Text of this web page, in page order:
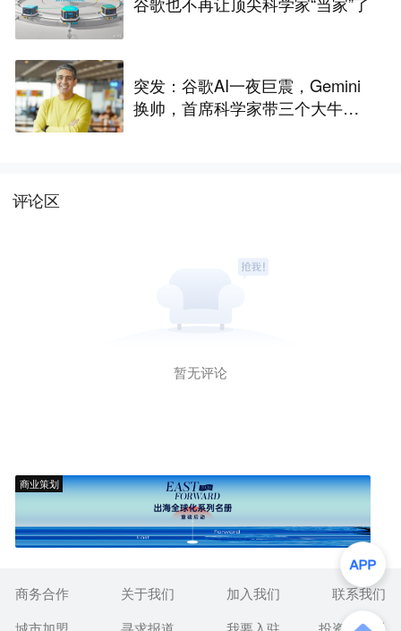
突发：谷歌AI一夜巨震，Gemini
换帅，首席科学家带三个大牛出
评论区
暂无评论
商业策划
商务合作 关于我们 加入我们
联系我们